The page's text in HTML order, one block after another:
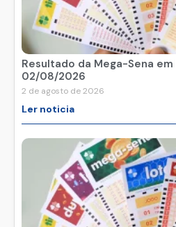
Resultado da Mega-Sena
02/08/2026
2 de agosto de 2026
Ler noticia